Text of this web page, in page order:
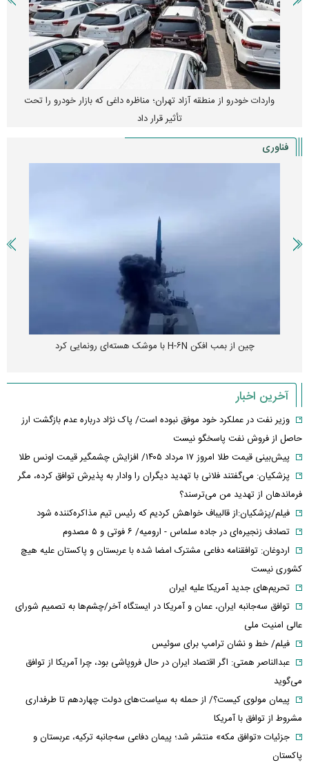
واردات خودرو از منطقه آزاد تهران؛ مناظره داغی که بازار خودرو را تحت
تأثیر قرار داد
فناوری
چین از بمب افکن H-۶N با موشک هسته‌ای رونمایی کرد
آخرین اخبار
وزیر نفت در عملکرد خود موفق نبوده است/ پاک نژاد درباره عدم بازگشت ارز
حاصل از فروش نفت پاسخگو نیست
پیش‌بینی قیمت طلا امروز ۱۷ مرداد ۱۴۰۵/ افزایش چشمگیر قیمت اونس طلا
پزشکیان: می‌گفتند فلانی با تهدید دیگران را وادار به پذیرش توافق کرده، مگر
فرماندهان از تهدید من می‌ترسند؟
فیلم/پزشکیان:از قالیباف خواهش کردیم که رئیس تیم مذاکره‌کننده شود
تصادف زنجیره‌ای در جاده سلماس - ارومیه/ ۶ فوتی و ۵ مصدوم
اردوغان: توافقنامه دفاعی مشترک امضا شده با عربستان و پاکستان علیه هیچ
کشوری نیست
تحریم‌های جدید آمریکا علیه ایران
توافق سه‌جانبه ایران، عمان و آمریکا در ایستگاه آخر/چشم‌ها به تصمیم شورای
عالی امنیت ملی
فیلم/ خط و نشان ترامپ برای سوئیس
عبدالناصر همتی: اگر اقتصاد ایران در حال فروپاشی بود، چرا آمریکا از توافق
می‌گوید
پیمان مولوی کیست؟/ از حمله به سیاست‌های دولت چهاردهم تا طرفداری
مشروط از توافق با آمریکا
جزئیات «توافق مکه» منتشر شد؛ پیمان دفاعی سه‌جانبه ترکیه، عربستان و
پاکستان